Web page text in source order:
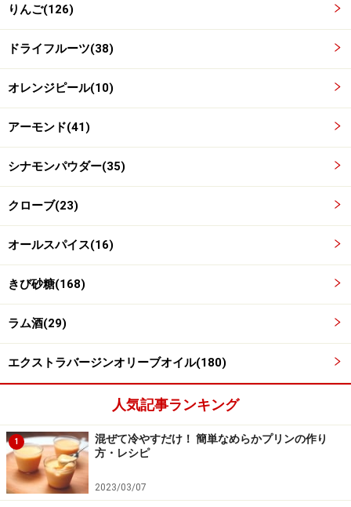
4
卵黄と冷水を加える
りんご(126)
ドライフルーツ(38)
オレンジピール(10)
アーモンド(41)
シナモンパウダー(35)
クローブ(23)
オールスパイス(16)
きび砂糖(168)
ラム酒(29)
エクストラバージンオリーブオイル(180)
人気記事ランキング
1
混ぜて冷やすだけ！ 簡単なめらかプリンの作り
方・レシピ
2023/03/07